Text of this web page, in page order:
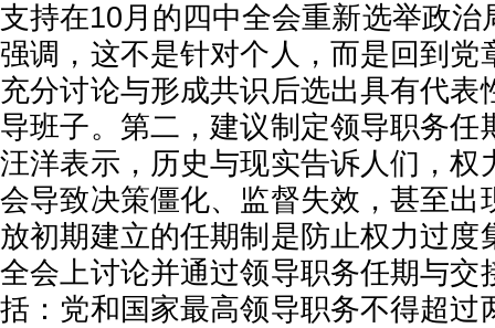
支持在10月的四中全会重新选举政治
强调，这不是针对个人，而是回到党
充分讨论与形成共识后选出具有代表
导班子。第二，建议制定领导职务任
汪洋表示，历史与现实告诉人们，权
会导致决策僵化、监督失效，甚至出
放初期建立的任期制是防止权力过度
全会上讨论并通过领导职务任期与交
括：党和国家最高领导职务不得超过